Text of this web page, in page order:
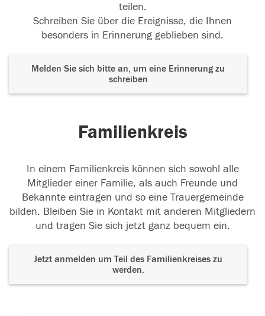
teilen.
Schreiben Sie über die Ereignisse, die Ihnen
besonders in Erinnerung geblieben sind.
Melden Sie sich bitte an, um eine Erinnerung zu
schreiben
Familienkreis
In einem Familienkreis können sich sowohl alle
Mitglieder einer Familie, als auch Freunde und
Bekannte eintragen und so eine Trauergemeinde
bilden. Bleiben Sie in Kontakt mit anderen Mitgliedern
und tragen Sie sich jetzt ganz bequem ein.
Jetzt anmelden um Teil des Familienkreises zu
werden.